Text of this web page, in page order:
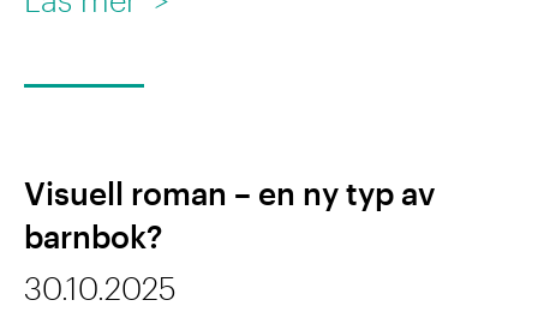
r
e
k
o
:
a
t
o
t
e
n
Visuell roman – en ny typ av
barnbok?
30.10.2025